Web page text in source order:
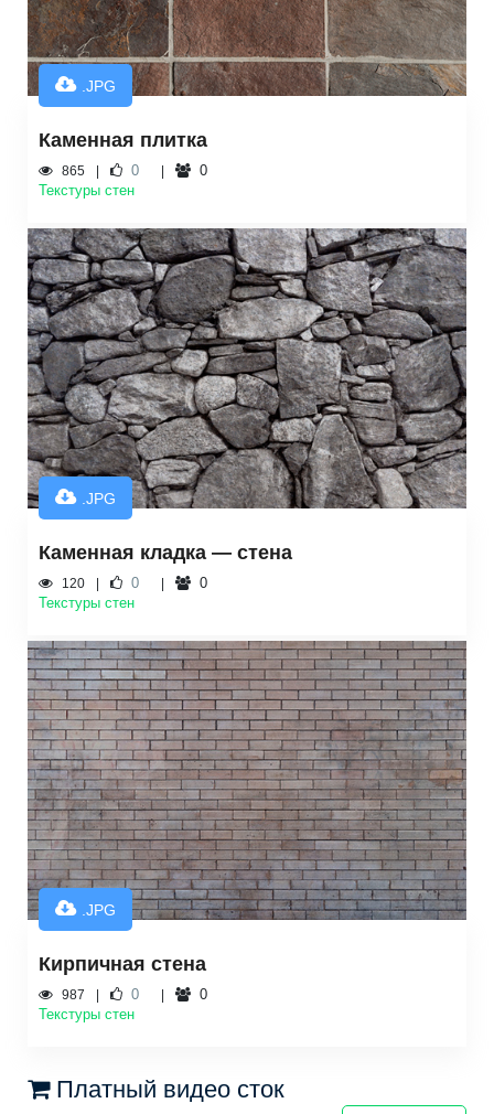
.JPG
Каменная плитка
865 0
0
Текстуры стен
.JPG
Каменная кладка — стена
120 0
0
Текстуры стен
.JPG
Кирпичная стена
987 0
0
Текстуры стен
Платный видео сток